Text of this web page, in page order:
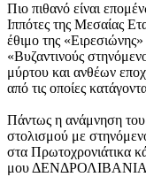
Πιο πιθανό είναι
Ιππότες της Μεσαίας
έθιμο της
«Βυζαντινούς
μύρτου και ανθέων
από τις οποίες
Πάντως η ανάμνηση του
στολισμού με
στα Πρωτοχρονιάτικα
μου